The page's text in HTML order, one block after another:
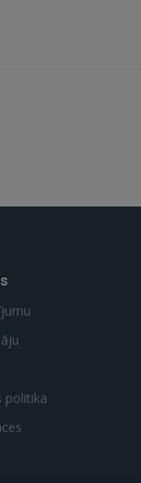
politika